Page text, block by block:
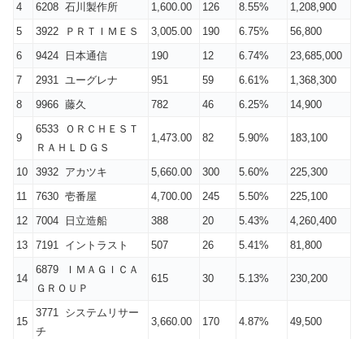
4
6208 石川製作所 1,600.00 126 8.55%
1,208,900
5
3922 ＰＲＴＩＭＥＳ 3,005.00 190 6.75%
56,800
6
9424 日本通信 190 12 6.74%
23,685,000
7
2931 ユーグレナ 951 59 6.61%
1,368,300
8
9966 藤久 782 46 6.25% 14,900
9
6533 ＯＲＣＨＥＳＴ
ＲＡＨＬＤＧＳ
1,473.00 82 5.90% 183,100
10 3932 アカツキ 5,660.00 300 5.60%
225,300
11
7630 壱番屋 4,700.00 245 5.50%
225,100
12
7004 日立造船 388 20 5.43%
4,260,400
13
7191 イントラスト 507 26 5.41% 81,800
14
6879 ＩＭＡＧＩＣＡ
ＧＲＯＵＰ
615 30 5.13% 230,200
15
3771 システムリサー
チ
3,660.00 170 4.87% 49,500